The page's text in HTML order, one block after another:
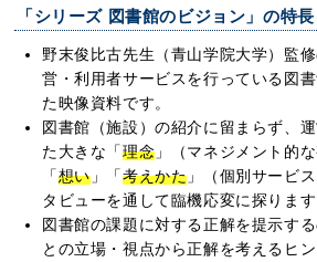
「シリーズ 図書館のビジョン」の特長
野末俊比古先生（青山学院大学）監
営・利用者サービスを行っている図
た映像資料です。
図書館（施設）の紹介に留まらず、
た大きな「理念 」（マネジメント的
「想い」「考えかた 」（個別サービ
タビューを通して臨機応変に探ります
図書館の課題に対する正解を提示す
との立場・視点から正解を考えるヒ